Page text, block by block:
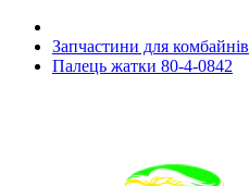
Запчастини для комбайнів
Палець жатки 80-4-0842